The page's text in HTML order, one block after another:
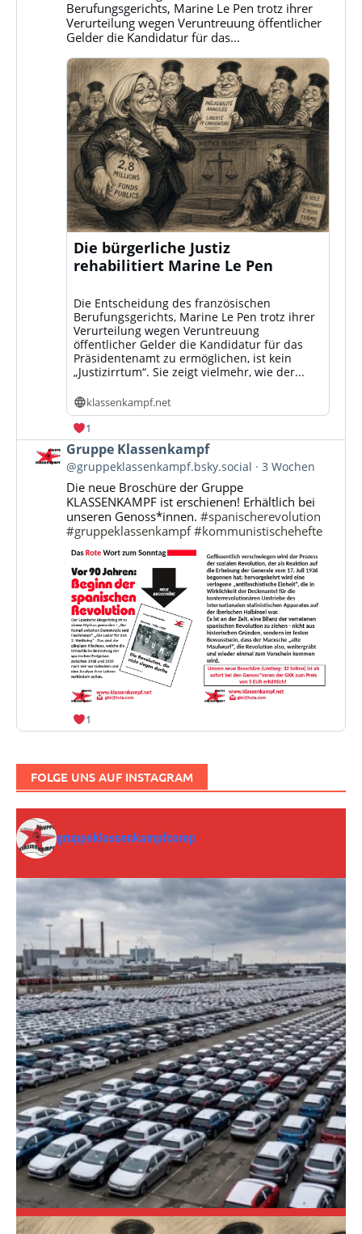
ansehenBerufungsgerichts, Marine Le Pen trotz ihrer
Verurteilung wegen Veruntreuung öffentlicher
Gelder die Kandidatur für das...
Die bürgerliche Justiz
rehabilitiert Marine Le Pen
Die Entscheidung des französischen
Berufungsgerichts, Marine Le Pen trotz ihrer
Verurteilung wegen Veruntreuung
öffentlicher Gelder die Kandidatur für das
Präsidentenamt zu ermöglichen, ist kein
„Justizirrtum“. Sie zeigt vielmehr, wie der...
klassenkampf.net
1
Beitrag
von
Gruppe
Klassenkampf
Bluesky
ansehen
Gruppe Klassenkampf
@gruppeklassenkampf.bsky.social 3 Wochen
Die neue Broschüre der Gruppe
KLASSENKAMPF ist erschienen! Erhältlich bei
unseren Genoss*innen.#spanischerevolution
#gruppeklassenkampf #kommunistischehefte
1
FOLGE UNS AUF INSTAGRAM
gruppeklassenkampfcorep